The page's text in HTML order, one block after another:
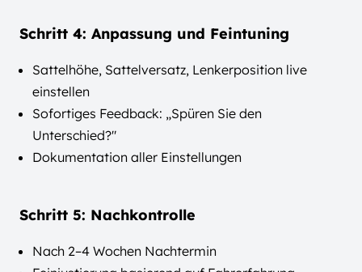
Schritt 4: Anpassung und Feintuning
Sattelhöhe, Sattelversatz, Lenkerposition live
einstellen
Sofortiges Feedback: „Spüren Sie den
Unterschied?"
Dokumentation aller Einstellungen
Schritt 5: Nachkontrolle
Nach 2–4 Wochen Nachtermin